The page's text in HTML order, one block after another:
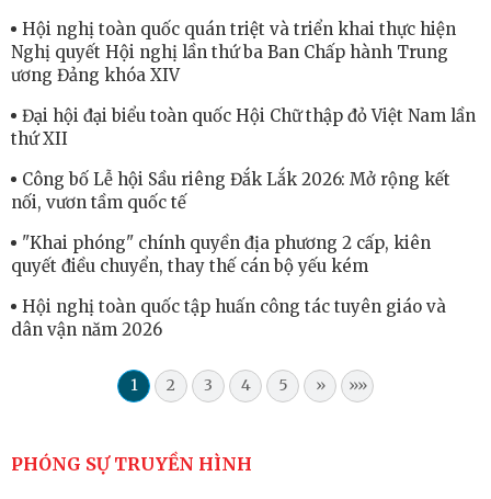
Hội nghị toàn quốc quán triệt và triển khai thực hiện
Nghị quyết Hội nghị lần thứ ba Ban Chấp hành Trung
ương Đảng khóa XIV
Đại hội đại biểu toàn quốc Hội Chữ thập đỏ Việt Nam lần
thứ XII
Công bố Lễ hội Sầu riêng Đắk Lắk 2026: Mở rộng kết
nối, vươn tầm quốc tế
"Khai phóng" chính quyền địa phương 2 cấp, kiên
quyết điều chuyển, thay thế cán bộ yếu kém
Hội nghị toàn quốc tập huấn công tác tuyên giáo và
dân vận năm 2026
1 2 3 4 5 » »»
PHÓNG SỰ TRUYỀN HÌNH